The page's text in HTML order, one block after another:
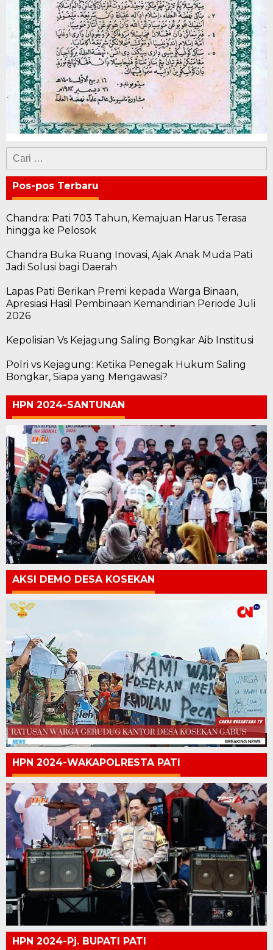
Cari
untuk:
Pos-pos Terbaru
Chandra: Pati 703 Tahun, Kemajuan Harus Terasa
hingga ke Pelosok
Chandra Buka Ruang Inovasi, Ajak Anak Muda Pati
Jadi Solusi bagi Daerah
Lapas Pati Berikan Premi kepada Warga Binaan,
Apresiasi Hasil Pembinaan Kemandirian Periode Juli
2026
Kepolisian Vs Kejagung Saling Bongkar Aib Institusi
Polri vs Kejagung: Ketika Penegak Hukum Saling
Bongkar, Siapa yang Mengawasi?
HPN 2024-SANTUNAN
AKSI DEMO DESA KOSEKAN
HPN 2024-WAKAPOLRESTA PATI
HPN 2024-Pj. BUPATI PATI